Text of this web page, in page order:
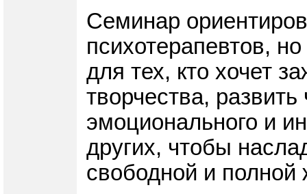
Семинар
психотерапевтов,
для тех, кто хочет
творчества,
эмоционального и
других, чтобы
свободной и полной